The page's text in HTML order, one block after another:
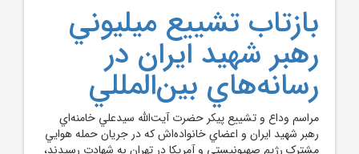
بازتاب تشييع ميليوني
رهبر شهيد ايران در
رسانه‌هاي بين‌المللي
مراسم وداع و تشييع پيکر حضرت آيت‌الله سيدعلي خامنه‌اي
رهبر شهيد ايران و اعضاي خانواده‌اش که در جريان حمله هوايي
مشترک رژيم صهيونيستي و آمريکا در تهران به شهادت رسيدند،